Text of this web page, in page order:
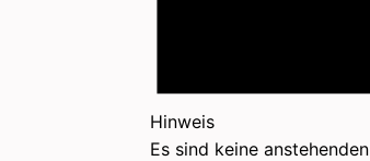
Hinweis
Es sind keine anstehenden